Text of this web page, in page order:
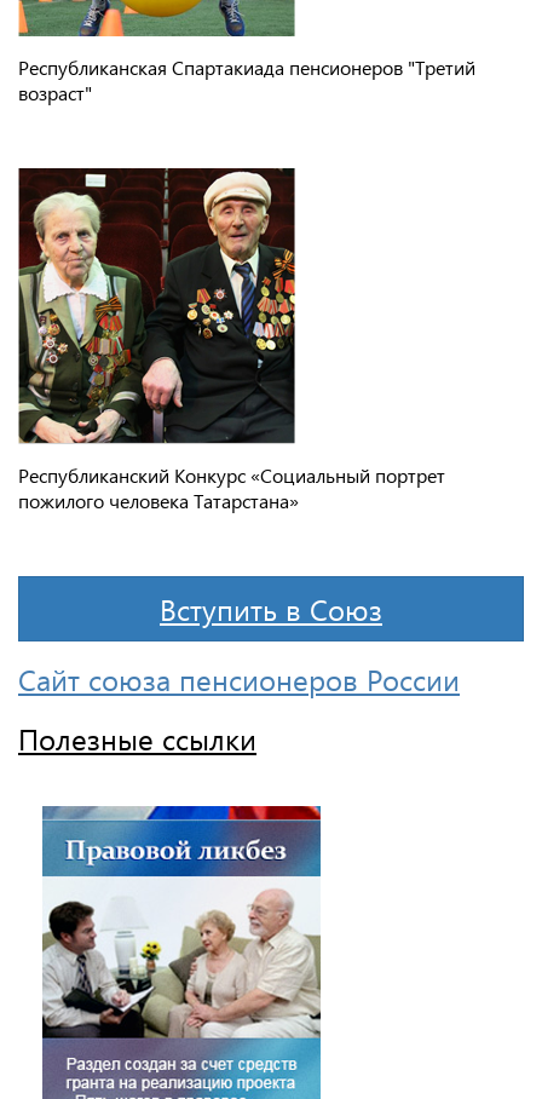
Республиканская Спартакиада пенсионеров "Третий
возраст"
Республиканский Конкурс «Социальный портрет
пожилого человека Татарстана»
Вступить в Союз
Сайт союза пенсионеров России
Полезные ссылки